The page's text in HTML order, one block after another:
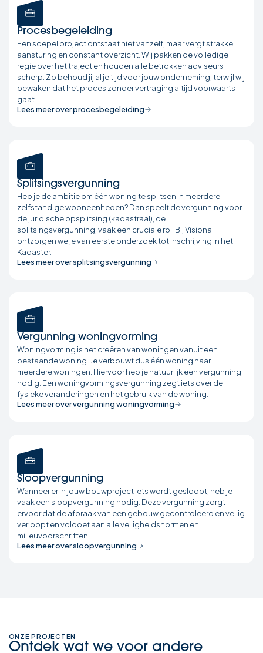
Procesbegeleiding
Een soepel project ontstaat niet vanzelf, maar vergt strakke
aansturing en constant overzicht. Wij pakken de volledige
regie over het traject en houden alle betrokken adviseurs
scherp. Zo behoud jij al je tijd voor jouw onderneming, terwijl wij
bewaken dat het proces zonder vertraging altijd voorwaarts
gaat.
Lees meer over procesbegeleiding
Splitsingsvergunning
Heb je de ambitie om één woning te splitsen in meerdere
zelfstandige wooneenheden? Dan speelt de vergunning voor
de juridische opsplitsing (kadastraal), de
splitsingsvergunning, vaak een cruciale rol. Bij Visional
ontzorgen we je van eerste onderzoek tot inschrijving in het
Kadaster.
Lees meer over splitsingsvergunning
Vergunning woningvorming
Woningvorming is het creëren van woningen vanuit een
bestaande woning. Je verbouwt dus één woning naar
meerdere woningen. Hiervoor heb je natuurlijk een vergunning
nodig. Een woningvormingsvergunning zegt iets over de
fysieke veranderingen en het gebruik van de woning.
Lees meer over vergunning woningvorming
Sloopvergunning
Wanneer er in jouw bouwproject iets wordt gesloopt, heb je
vaak een sloopvergunning nodig. Deze vergunning zorgt
ervoor dat de afbraak van een gebouw gecontroleerd en veilig
verloopt en voldoet aan alle veiligheidsnormen en
milieuvoorschriften.
Lees meer over sloopvergunning
ONZE PROJECTEN
Ontdek wat we voor andere